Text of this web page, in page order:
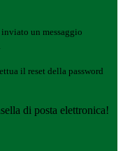
inviato un messaggio
il reset della password
di posta elettronica!